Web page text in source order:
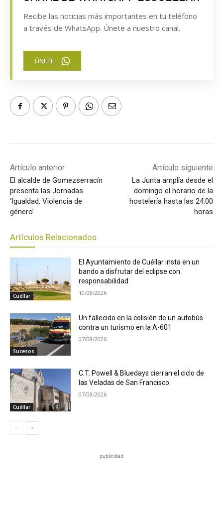
Recibe las noticias más importantes en tu teléfono
a través de WhatsApp. Únete a nuestro canal.
ÚNETE
Artículo anterior
El alcalde de Gomezserracín
presenta las Jornadas
‘Igualdad. Violencia de
género’
Artículo siguiente
La Junta amplía desde el
domingo el horario de la
hostelería hasta las 24.00
horas
Artículos Relacionados
Cuéllar
El Ayuntamiento de Cuéllar insta en un
bando a disfrutar del eclipse con
responsabilidad
10/08/2026
Sucesos
Un fallecido en la colisión de un autobús
contra un turismo en la A-601
07/08/2026
Cuéllar
C.T. Powell & Bluedays cierran el ciclo de
las Veladas de San Francisco
07/08/2026
publicidad